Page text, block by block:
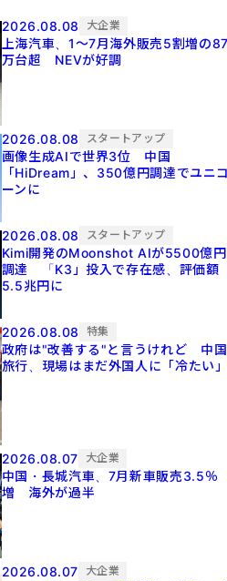
2026.08.08 大企業
上海汽車、1～7月海外販売5割増の
万台超 NEVが好調
2026.08.08 スタートアップ
画像生成AIで世界3位 中国
「HiDream」、350億円調達でユニ
ーンに
2026.08.08 スタートアップ
Kimi開発のMoonshot AIが5500億円
調達 「K3」投入で存在感、評価額
5.5兆円に
2026.08.08 特集
政府は"改善する"と言うけれど 中国
旅行、現場はまだ外国人に「冷たい
2026.08.07 大企業
中国・長城汽車、7月新車販売3.5％
増 海外が過半
2026.08.07 大企業